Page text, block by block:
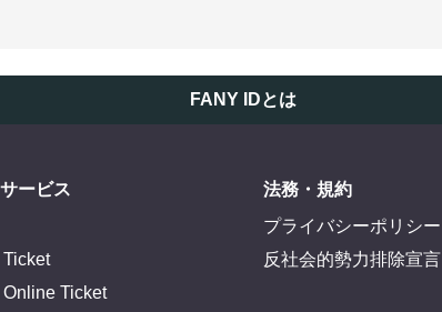
FANY IDとは
ービス
Ticket
Online Ticket
法務・規約
プライバシーポリシー
反社会的勢力排除宣言